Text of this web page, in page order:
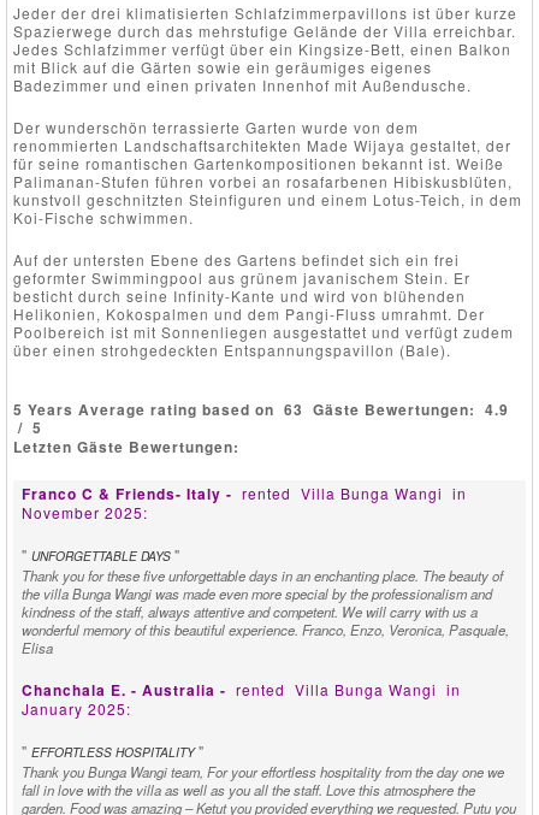
Jeder der drei klimatisierten Schlafzimmerpavillons ist über kurze
Spazierwege durch das mehrstufige Gelände der Villa erreichbar.
Jedes Schlafzimmer verfügt über ein Kingsize-Bett, einen Balkon
mit Blick auf die Gärten sowie ein geräumiges eigenes
Badezimmer und einen privaten Innenhof mit Außendusche.
Der wunderschön terrassierte Garten wurde von dem
renommierten Landschaftsarchitekten Made Wijaya gestaltet, der
für seine romantischen Gartenkompositionen bekannt ist. Weiße
Palimanan-Stufen führen vorbei an rosafarbenen Hibiskusblüten,
kunstvoll geschnitzten Steinfiguren und einem Lotus-Teich, in dem
Koi-Fische schwimmen.
Auf der untersten Ebene des Gartens befindet sich ein frei
geformter Swimmingpool aus grünem javanischem Stein. Er
besticht durch seine Infinity-Kante und wird von blühenden
Helikonien, Kokospalmen und dem Pangi-Fluss umrahmt. Der
Poolbereich ist mit Sonnenliegen ausgestattet und verfügt zudem
über einen strohgedeckten Entspannungspavillon (Bale).
5 Years Average rating based on 63 Gäste Bewertungen: 4.9
/ 5
Letzten Gäste Bewertungen:
Franco C & Friends- Italy - rented Villa Bunga Wangi in
November 2025:
" UNFORGETTABLE DAYS "
Thank you for these five unforgettable days in an enchanting place. The beauty of
the villa Bunga Wangi was made even more special by the professionalism and
kindness of the staff, always attentive and competent. We will carry with us a
wonderful memory of this beautiful experience. Franco, Enzo, Veronica, Pasquale,
Elisa
Chanchala E. - Australia - rented Villa Bunga Wangi in
January 2025:
" EFFORTLESS HOSPITALITY"
Thank you Bunga Wangi team, For your effortless hospitality from the day one we
fall in love with the villa as well as you all the staff. Love this atmosphere the
garden. Food was amazing – Ketut you provided everything we requested. Putu you